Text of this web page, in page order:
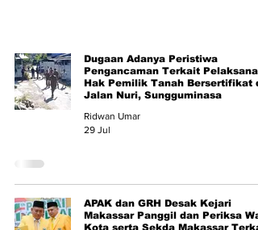
Dugaan Adanya Peristiwa
Pengancaman Terkait
Hak Pemilik Tanah Bersertifikat
Jalan Nuri, Sungguminasa
Ridwan Umar
29 Jul
APAK dan GRH Desak Kejari
Makassar Panggil dan Periksa
Kota serta Sekda Makassar